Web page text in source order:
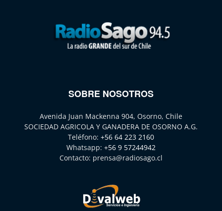
SOBRE NOSOTROS
Avenida Juan Mackenna 904, Osorno, Chile
SOCIEDAD AGRICOLA Y GANADERA DE OSORNO A.G.
Teléfono: +56 64 223 2160
Whatsapp: +56 9 57244942
Contacto: prensa@radiosago.cl